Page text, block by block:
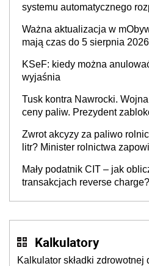
systemu automatycznego
Ważna aktualizacja w
mają czas do 5 sierpnia
KSeF: kiedy można
wyjaśnia
Tusk kontra Nawrocki.
ceny paliw. Prezydent
kierowców”
Zwrot akcyzy za paliwo
litr? Minister rolnictwa
Mały podatnik CIT – jak
transakcjach reverse charge?
Kalkulatory
Kalkulator składki